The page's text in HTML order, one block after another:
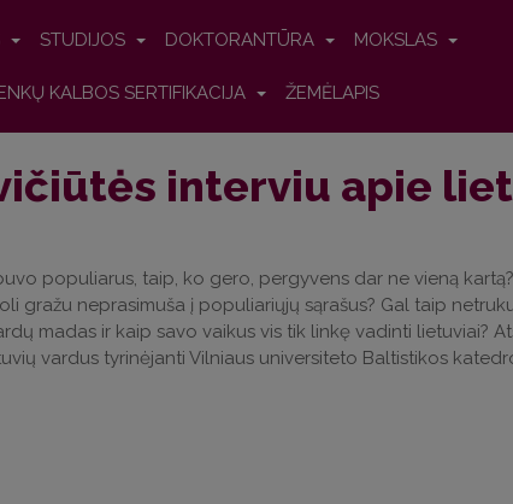
STUDIJOS DOKTORANTŪRA MOKSLAS
KALBOS SERTIFIKACIJA ŽEMĖLAPIS
interviu apie
populiarus, taip, ko gero, pergyvens dar ne vieną
gražu neprasimuša į populiariųjų sąrašus? Gal taip
madas ir kaip savo vaikus vis tik linkę vadinti lietuviai?
vardus tyrinėjanti Vilniaus universiteto Baltistikos